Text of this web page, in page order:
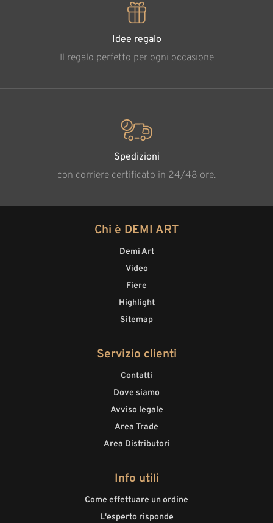
Idee regalo
Il regalo perfetto per ogni occasione
Spedizioni
con corriere certificato in 24/48 ore.
Chi è DEMI ART
Demi Art
Video
Fiere
Highlight
Sitemap
Servizio clienti
Contatti
Dove siamo
Avviso legale
Area Trade
Area Distributori
Info utili
Come effettuare un ordine
L'esperto risponde